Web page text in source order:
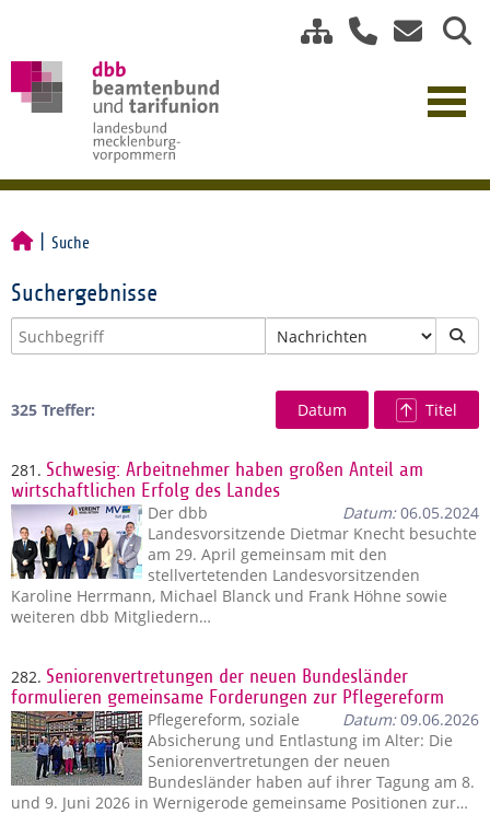
Suche
Suchergebnisse
325 Treffer: Datum Titel
281. Schwesig: Arbeitnehmer haben großen Anteil am
wirtschaftlichen Erfolg des Landes
Datum:06.05.2024
Der dbb
Landesvorsitzende Dietmar Knecht besuchte
am 29. April gemeinsam mit den
stellvertetenden Landesvorsitzenden
Karoline Herrmann, Michael Blanck und Frank Höhne sowie
weiteren dbb Mitgliedern…
282. Seniorenvertretungen der neuen Bundesländer
formulieren gemeinsame Forderungen zur Pflegereform
Datum:09.06.2026
Pflegereform, soziale
Absicherung und Entlastung im Alter: Die
Seniorenvertretungen der neuen
Bundesländer haben auf ihrer Tagung am 8.
und 9. Juni 2026 in Wernigerode gemeinsame Positionen zur…